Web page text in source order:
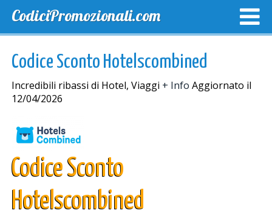
CodiciPromozionali.com
Codice Sconto Hotelscombined
Incredibili ribassi di Hotel, Viaggi + Info Aggiornato il
12/04/2026
Codice Sconto
Hotelscombined